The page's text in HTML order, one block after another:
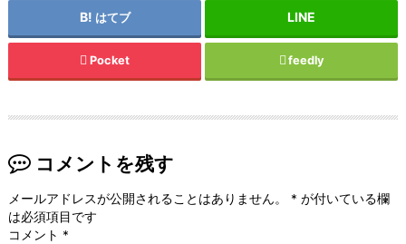
はてブ
Pocket feedly
コメントを残す
メールアドレスが公開されることはありません。 * が付いている欄
は必須項目です
コメント *